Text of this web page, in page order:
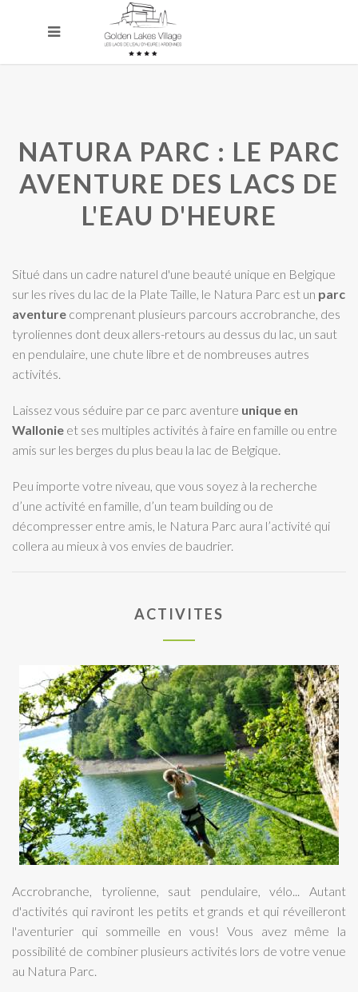
NATURA PARC : LE PARC
AVENTURE DES LACS DE
L'EAU D'HEURE
Situé dans un cadre naturel d'une beauté unique en Belgique
sur les rives du lac de la Plate Taille, le Natura Parc est un parc
aventure comprenant plusieurs parcours accrobranche, des
tyroliennes dont deux allers-retours au dessus du lac, un saut
en pendulaire, une chute libre et de nombreuses autres
activités.
Laissez vous séduire par ce parc aventure unique en
Wallonie et ses multiples activités à faire en famille ou entre
amis sur les berges du plus beau la lac de Belgique.
Peu importe votre niveau, que vous soyez à la recherche
d’une activité en famille, d’un team building ou de
décompresser entre amis, le Natura Parc aura l’activité qui
collera au mieux à vos envies de baudrier.
ACTIVITES
Accrobranche, tyrolienne, saut pendulaire, vélo... Autant
d'activités qui raviront les petits et grands et qui réveilleront
l'aventurier qui sommeille en vous! Vous avez même la
possibilité de combiner plusieurs activités lors de votre venue
au Natura Parc.